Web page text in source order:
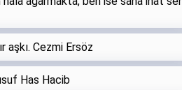
aşkı. Cezmi Ersöz
Has Hacib